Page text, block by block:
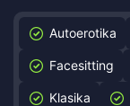
Autoerotika
Facesitting
Klasika